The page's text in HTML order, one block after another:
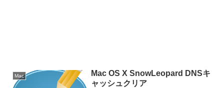
Mac
Mac OS X SnowLeopard DNSキ
ャッシュクリア